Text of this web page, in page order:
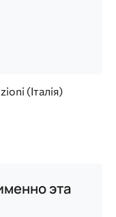
(Італія)
эта